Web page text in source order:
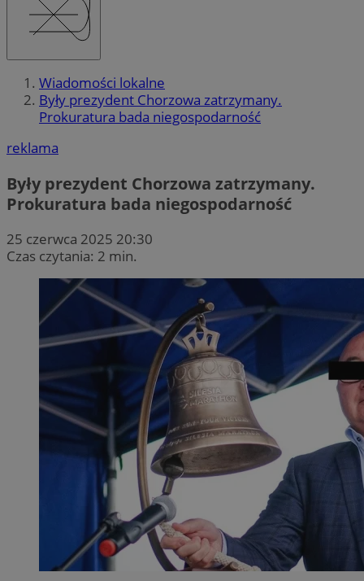
Wiadomości lokalne
Były prezydent Chorzowa zatrzymany.
Prokuratura bada niegospodarność
reklama
Były prezydent Chorzowa zatrzymany.
Prokuratura bada niegospodarność
25 czerwca 2025 20:30
Czas czytania: 2 min.